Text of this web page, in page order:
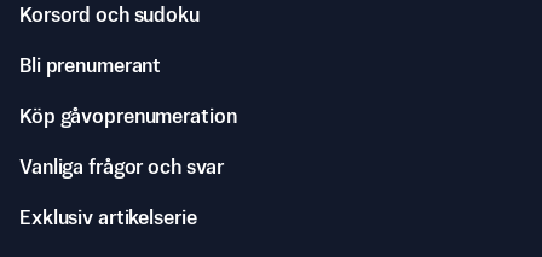
Korsord och sudoku
Bli prenumerant
Köp gåvoprenumeration
Vanliga frågor och svar
Exklusiv artikelserie